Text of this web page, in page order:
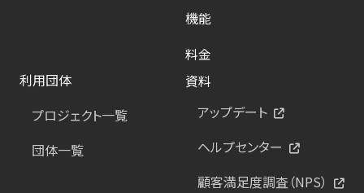
機能
料金
利用団体
プロジェクト一覧
団体一覧
資料
アップデート
ヘルプセンター
顧客満足度調査（NPS）